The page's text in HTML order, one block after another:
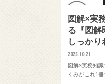
図解×実
る『図解
しっかり
2025.10.21
図解×実務知識
くみがこれ1